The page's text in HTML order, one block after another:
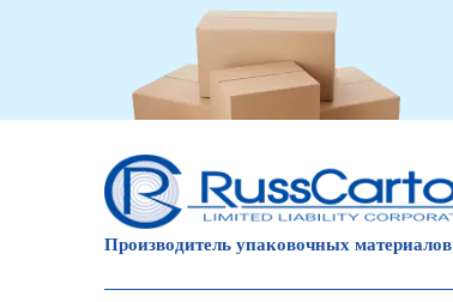
Производитель упаковочных материалов